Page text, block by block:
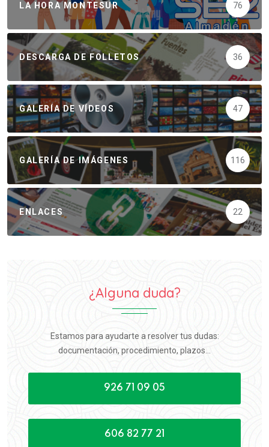
LA HORA MONTESUR 76
DESCARGA DE FOLLETOS 36
GALERÍA DE VÍDEOS 47
GALERÍA DE IMÁGENES 116
ENLACES 22
¿Alguna duda?
Estamos para ayudarte a resolver tus dudas:
documentación, procedimiento, plazos...
926 71 09 05
606 82 77 21